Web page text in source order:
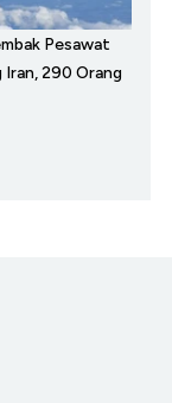
Pesawat
Iran, 290 Orang